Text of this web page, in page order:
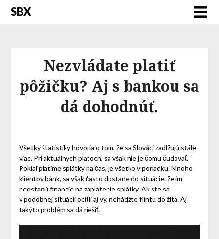
SBX
Nezvládate platiť
pôžičku? Aj s bankou sa
dá dohodnúť.
Všetky štatistiky hovoria o tom, že sa Slováci zadlžujú stále
viac. Pri aktuálnych platoch, sa však nie je čomu čudovať.
Pokiaľ platíme splátky na čas, je všetko v poriadku. Mnoho
klientov bánk, sa však často dostane do situácie, že im
neostanú financie na zaplatenie splátky. Ak ste sa
v podobnej situácii ocitli aj vy, nehádžte flintu do žita. Aj
takýto problém sa dá riešiť.